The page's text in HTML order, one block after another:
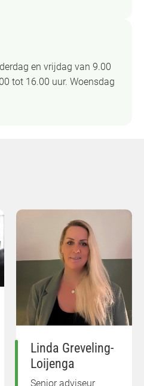
en vrijdag van 9.00
tot 16.00 uur. Woensdag
Linda Greveling-
Loijenga
Senior adviseur